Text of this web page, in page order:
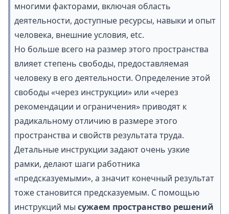
многими факторами, включая область
деятельности, доступные ресурсы, навыки и опыт
человека, внешние условия, etc.
Но больше всего на размер этого пространства
влияет степень свободы, предоставляемая
человеку в его деятельности. Определение этой
свободы «через инструкции» или «через
рекомендации и ограничения» приводят к
радикальному отличию в размере этого
пространства и свойств результата труда.
Детальные инструкции задают очень узкие
рамки, делают шаги работника
«предсказуемыми», а значит конечный результат
тоже становится предсказуемым. С помощью
инструкций мы сужаем пространство решений